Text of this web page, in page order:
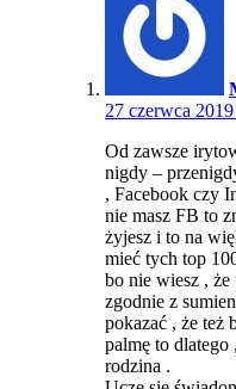
27 czerwca
Od zawsze
nigdy –
, Facebook czy
nie masz FB to
żyjesz i to na
mieć tych top
bo nie wiesz , że
zgodnie z
pokazać , że też
palmę to dlatego
rodzina .